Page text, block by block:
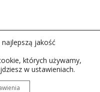
S.A. w likwidacj.
jakość
których używamy,
w ustawieniach.